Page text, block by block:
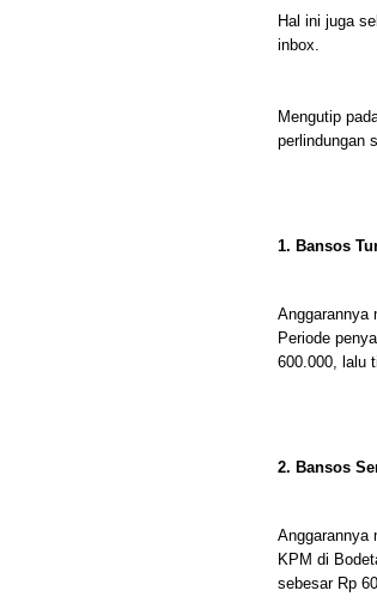
Hal ini juga
inbox.
Mengutip
perlindungan
1. Bansos
Anggarannya
Periode
600.000, lalu
2. Bansos
Anggarannya
KPM di
sebesar Rp